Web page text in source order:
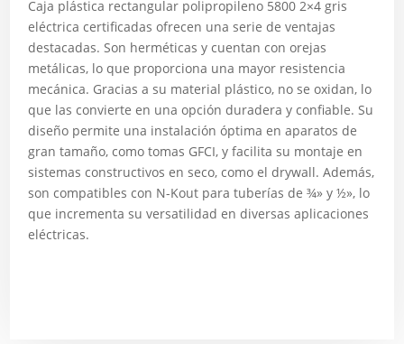
Caja plástica rectangular polipropileno 5800 2×4 gris
eléctrica certificadas ofrecen una serie de ventajas
destacadas. Son herméticas y cuentan con orejas
metálicas, lo que proporciona una mayor resistencia
mecánica. Gracias a su material plástico, no se oxidan, lo
que las convierte en una opción duradera y confiable. Su
diseño permite una instalación óptima en aparatos de
gran tamaño, como tomas GFCI, y facilita su montaje en
sistemas constructivos en seco, como el drywall. Además,
son compatibles con N-Kout para tuberías de ¾» y ½», lo
que incrementa su versatilidad en diversas aplicaciones
eléctricas.